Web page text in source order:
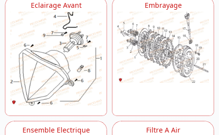
Eclairage Avant Embrayage
Ensemble Electrique Filtre A Air